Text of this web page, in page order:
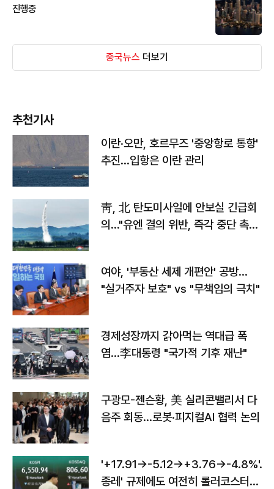
진행중
중국뉴스 더보기
추천기사
이란·오만, 호르무즈 '중앙항로 통항'
추진…입항은 이란 관리
靑, 北 탄도미사일에 안보실 긴급회
의…"유엔 결의 위반, 즉각 중단 촉
여야, '부동산 세제 개편안' 공방…
"실거주자 보호" vs "무책임의 극치"
경제성장까지 갉아먹는 역대급 폭
염…李대통령 "국가적 기후 재난"
구광모-젠슨황, 美 실리콘밸리서 다
음주 회동…로봇·피지컬AI 협력 논의
'+17.91→-5.12→+3.76→-4.8%'…'
종레' 규제에도 여전히 롤러코스터